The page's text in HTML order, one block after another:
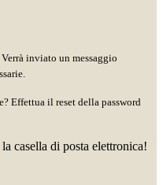
Verrà inviato un messaggio
Effettua il reset della password
casella di posta elettronica!